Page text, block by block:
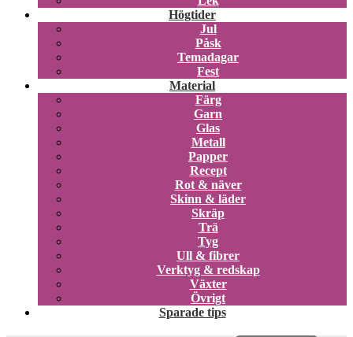
Högtider
Jul
Påsk
Temadagar
Fest
Material
Färg
Garn
Glas
Metall
Papper
Recept
Rot & näver
Skinn & läder
Skräp
Trä
Tyg
Ull & fibrer
Verktyg & redskap
Växter
Övrigt
Sparade tips